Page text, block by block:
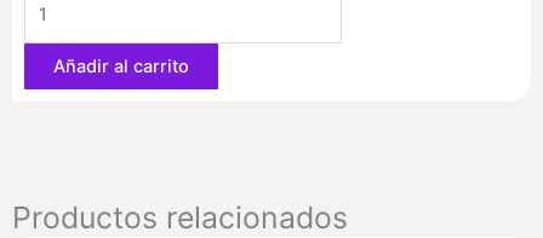
Glue
u.
Añadir al carrito
Productos relacionados